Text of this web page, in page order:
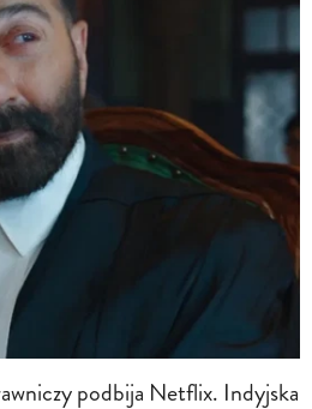
podbija Netflix. Indyjska